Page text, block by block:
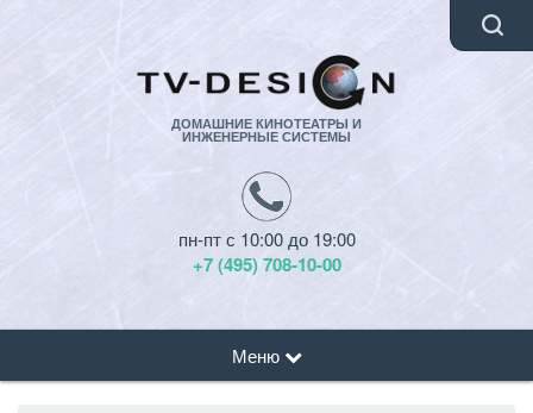
ДОМАШНИЕ КИНОТЕАТРЫ И
ИНЖЕНЕРНЫЕ СИСТЕМЫ
пн-пт с 10:00 до 19:00
+7 (495) 708-10-00
Меню